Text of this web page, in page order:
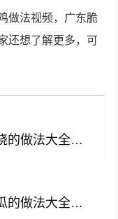
做法视频，广东脆
还想了解更多，可
脆皮叉烧制作教程视频(脆皮叉烧的做法大全视频)
脆皮冬瓜的做法视频教程(炸冬瓜的做法大全视频教程)